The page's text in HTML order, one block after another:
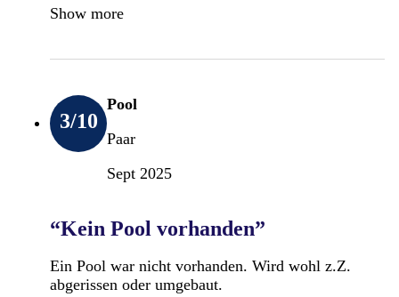
Show more
3/10
Pool
Paar
Sept 2025
“Kein Pool vorhanden”
Ein Pool war nicht vorhanden. Wird wohl z.Z.
abgerissen oder umgebaut.